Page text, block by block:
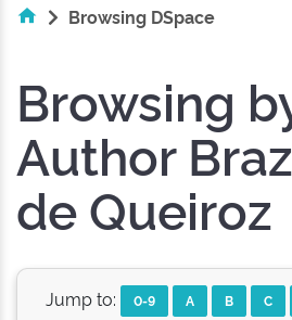
Browsing DSpace
Browsing
Author
de Queiroz
Jump to: 0-9 A B C